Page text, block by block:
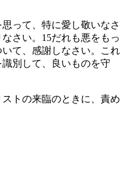
って、特に愛し敬いなさ
さい。 15だれも悪をもっ
て、感謝しなさい。これ
別して、良いものを守
トの来臨のときに、責め